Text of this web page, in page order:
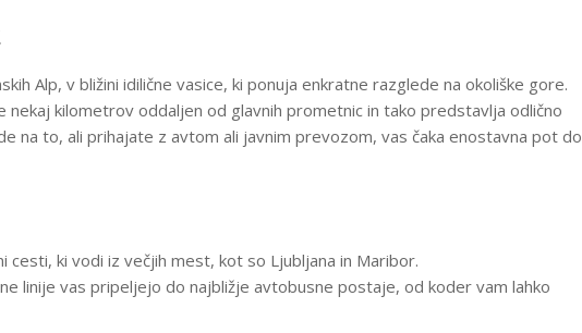
Alp, v bližini idilične vasice, ki ponuja enkratne razglede na okoliške gore.
kilometrov oddaljen od glavnih prometnic in tako predstavlja odlično
na to, ali prihajate z avtom ali javnim prevozom, vas čaka enostavna pot do
ki vodi iz večjih mest, kot so Ljubljana in Maribor.
linije vas pripeljejo do najbližje avtobusne postaje, od koder vam lahko